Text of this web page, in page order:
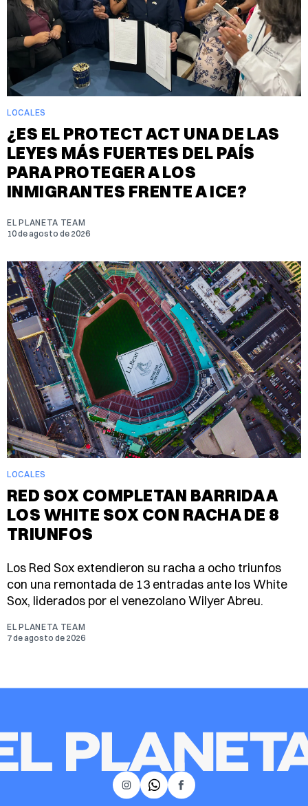
LOCALES
¿ES EL PROTECT ACT UNA DE LAS
LEYES MÁS FUERTES DEL PAÍS
PARA PROTEGER A LOS
INMIGRANTES FRENTE A ICE?
EL PLANETA TEAM
10 de agosto de 2026
LOCALES
RED SOX COMPLETAN BARRIDA A
LOS WHITE SOX CON RACHA DE 8
TRIUNFOS
Los Red Sox extendieron su racha a ocho triunfos
con una remontada de 13 entradas ante los White
Sox, liderados por el venezolano Wilyer Abreu.
EL PLANETA TEAM
7 de agosto de 2026
𝕏 Facebook
Instagram